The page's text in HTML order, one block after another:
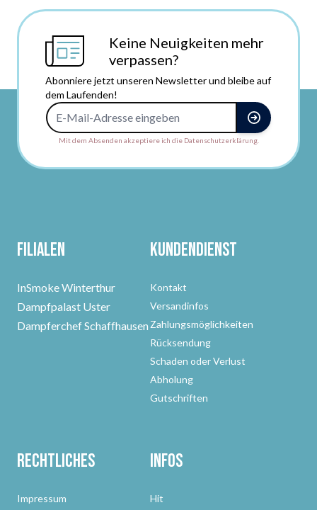
Keine Neuigkeiten mehr
verpassen?
Abonniere jetzt unseren Newsletter und bleibe auf
dem Laufenden!
Mit dem Absenden akzeptiere ich die Datenschutzerklärung.
Filialen
InSmoke Winterthur
Dampfpalast Uster
Dampferchef Schaffhausen
Kundendienst
Kontakt
Versandinfos
Zahlungsmöglichkeiten
Rücksendung
Schaden oder Verlust
Abholung
Gutschriften
Rechtliches
Impressum
Infos
Hit